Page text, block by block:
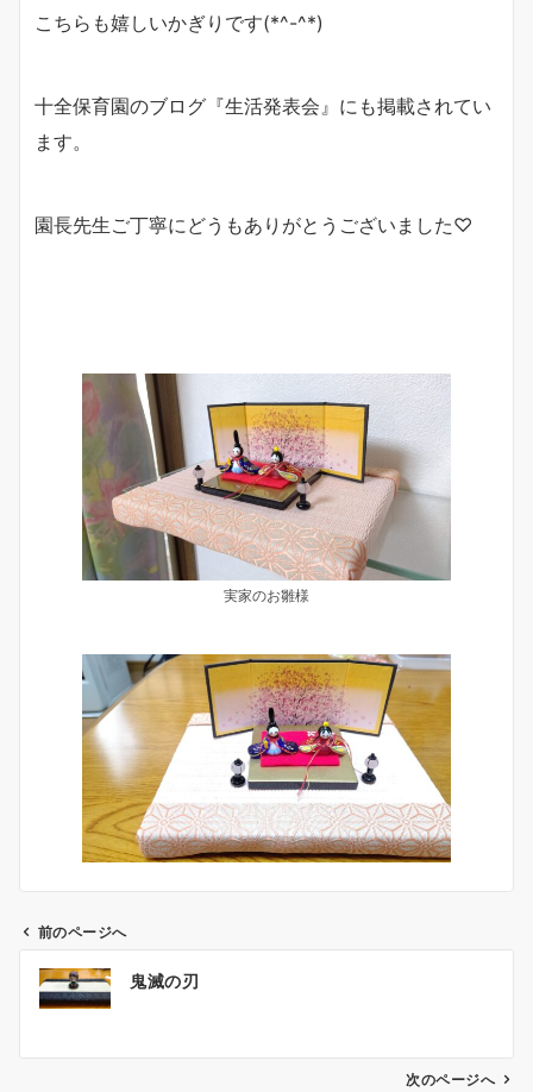
こちらも嬉しいかぎりです(*^-^*)
十全保育園のブログ『生活発表会』にも掲載されてい
ます。
園長先生ご丁寧にどうもありがとうございました♡
実家のお雛様
ビ
前のページへ
鬼滅の刃
次のページへ